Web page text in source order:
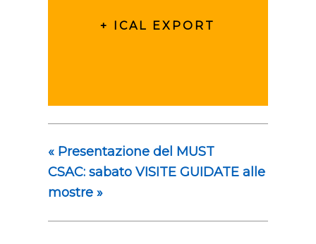
+ ICAL EXPORT
«Presentazione del MUST
CSAC: sabato VISITE GUIDATE alle
mostre »